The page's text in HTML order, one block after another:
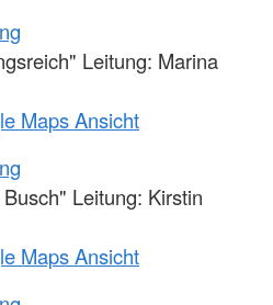
Leitung: Marina
Maps Ansicht
Leitung: Kirstin
Maps Ansicht